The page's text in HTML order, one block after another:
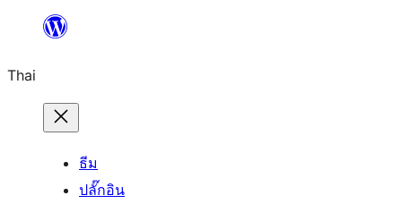
ยัง
เนื้อหา
Thai
ธีม
ปลั๊กอิน